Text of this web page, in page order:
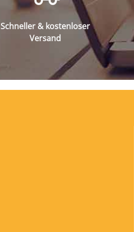
Schneller & kostenloser
Versand